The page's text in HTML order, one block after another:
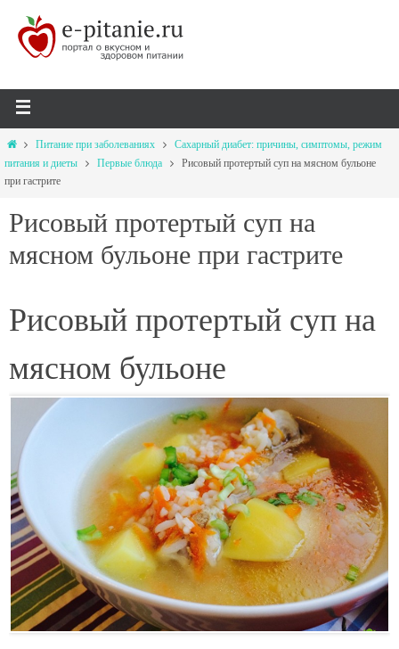
Питание при заболеваниях
Сахарный диабет: причины, симптомы, режим
питания и диеты
Первые блюда
Рисовый протертый суп на мясном бульоне
при гастрите
Рисовый протертый суп на
мясном бульоне при гастрите
Рисовый протертый суп на
мясном бульоне